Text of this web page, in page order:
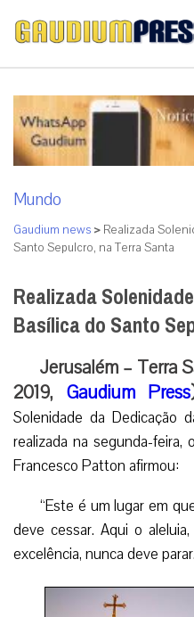
Mundo
Gaudium news > Realizada
Santo Sepulcro, na Terra Santa
Realizada
Basílica do Santo
Jerusalém – Terra
2019, Gaudium Press
Solenidade da Dedicação
realizada na segunda-feira,
Francesco Patton afirmou:
“Este é um lugar em
deve cessar. Aqui o
excelência, nunca deve